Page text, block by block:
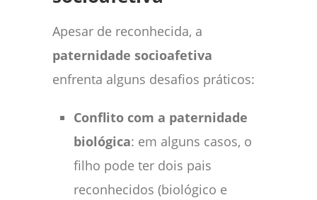
Apesar de reconhecida, a
paternidade socioafetiva
enfrenta alguns desafios práticos:
Conflito com a paternidade
biológica: em alguns casos, o
filho pode ter dois pais
reconhecidos (biológico e